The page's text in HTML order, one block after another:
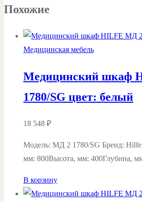
Похожие
Медицинская мебель
Медицинский шкаф
1780/SG цвет: белый
18 548 ₽
Модель: МД 2 1780/SG Бренд:
мм: 800Высота, мм: 400Глубина,
В корзину